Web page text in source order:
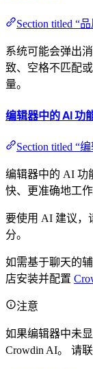
Section titled “
系统可能会弹出
致、空格不匹配
量。
编辑器中的 AI 功
Section titled “
编辑器中的 AI 功
快、更准确地工作
要使用 AI 建议，
分。
如需基于聊天的
店安装并配置
注意
如果编辑器中未
Crowdin AI。 请